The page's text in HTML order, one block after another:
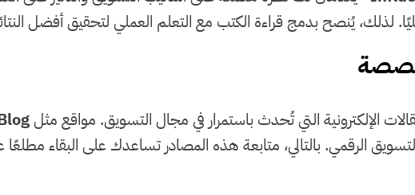
لذلك، يُنصح بدمج قراءة الكتب مع التعلم العملي لتحقيق أفضل
الإلكترونية التي تُحدث باستمرار في مجال التسويق. مواقع مثل
الرقمي. بالتالي، متابعة هذه المصادر تساعدك على البقاء